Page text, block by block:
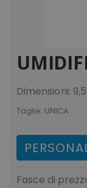
Dimensioni:
Taglie: UNICA
Fasce di